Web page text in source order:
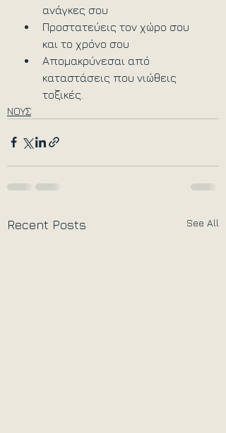
ανάγκες σου
Προστατεύεις τον χώρο σου
και το χρόνο σου
Απομακρύνεσαι από
καταστάσεις που νιώθεις
τοξικές.
ΝΟΥΣ
Recent Posts See All